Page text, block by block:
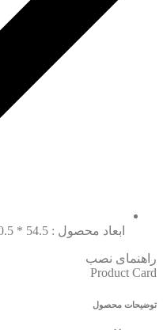
ابعاد محصول : 54.5 * 40.5
راهنمای نصب
Product Card
توضیحات محصول